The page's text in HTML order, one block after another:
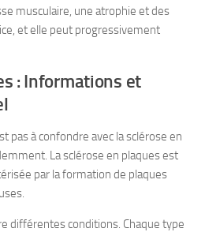
musculaire, une atrophie et des
et elle peut progressivement
: Informations et
pas à confondre avec la sclérose en
La sclérose en plaques est
par la formation de plaques
différentes conditions. Chaque type